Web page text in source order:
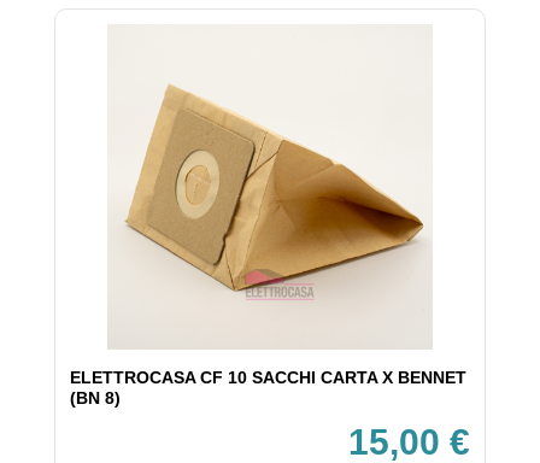
ELETTROCASA CF 10 SACCHI CARTA X BENNET
(BN 8)
15,00 €